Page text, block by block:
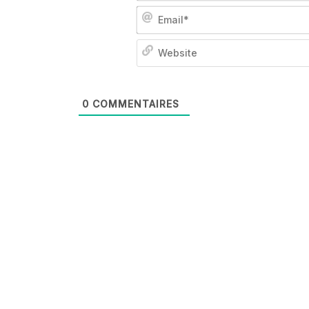
0 COMMENTAIRES